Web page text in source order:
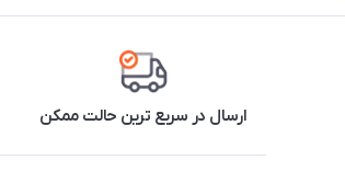
ارسال در سریع ترین حالت ممکن